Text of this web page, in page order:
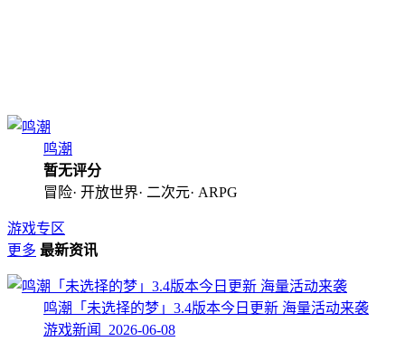
鸣潮
暂无评分
冒险· 开放世界· 二次元· ARPG
游戏专区
更多 最新资讯
鸣潮「未选择的梦」3.4版本今日更新 海量活动来袭
游戏新闻 2026-06-08